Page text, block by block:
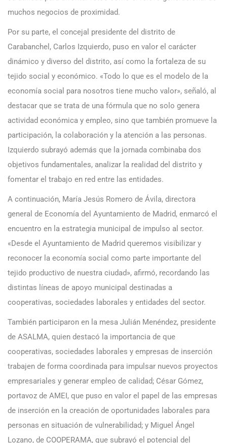
muchos negocios de proximidad.
Por su parte, el concejal presidente del distrito de
Carabanchel, Carlos Izquierdo, puso en valor el carácter
dinámico y diverso del distrito, así como la fortaleza de su
tejido social y económico. «Todo lo que es el modelo de la
economía social para nosotros tiene mucho valor», señaló, al
destacar que se trata de una fórmula que no solo genera
actividad económica y empleo, sino que también promueve la
participación, la colaboración y la atención a las personas.
Izquierdo subrayó además que la jornada combinaba dos
objetivos fundamentales, analizar la realidad del distrito y
fomentar el trabajo en red entre las entidades.
A continuación, María Jesús Romero de Ávila, directora
general de Economía del Ayuntamiento de Madrid, enmarcó el
encuentro en la estrategia municipal de impulso al sector.
«Desde el Ayuntamiento de Madrid queremos visibilizar y
reconocer la economía social como parte importante del
tejido productivo de nuestra ciudad», afirmó, recordando las
distintas líneas de apoyo municipal destinadas a
cooperativas, sociedades laborales y entidades del sector.
También participaron en la mesa Julián Menéndez, presidente
de ASALMA, quien destacó la importancia de que
cooperativas, sociedades laborales y empresas de inserción
trabajen de forma coordinada para impulsar nuevos proyectos
empresariales y generar empleo de calidad; César Gómez,
portavoz de AMEI, que puso en valor el papel de las empresas
de inserción en la creación de oportunidades laborales para
personas en situación de vulnerabilidad; y Miguel Ángel
Lozano, de COOPERAMA, que subrayó el potencial del